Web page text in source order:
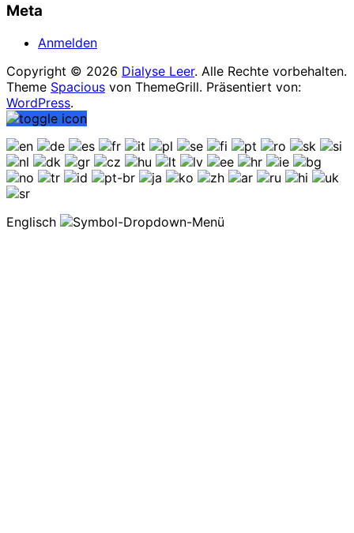
Meta
Anmelden
Copyright © 2026 Dialyse Leer. Alle Rechte vorbehalten.
Theme Spacious von ThemeGrill. Präsentiert von:
WordPress.
Englisch